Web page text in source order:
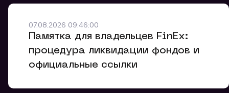
07.08.2026 09:46:00
Памятка для владельцев FinEx:
процедура ликвидации фондов и
официальные ссылки
Ваше